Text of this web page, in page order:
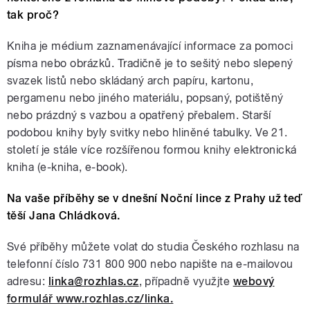
tak proč?
Kniha je médium zaznamenávající informace za pomoci
písma nebo obrázků. Tradičně je to sešitý nebo slepený
svazek listů nebo skládaný arch papíru, kartonu,
pergamenu nebo jiného materiálu, popsaný, potištěný
nebo prázdný s vazbou a opatřený přebalem. Starší
podobou knihy byly svitky nebo hliněné tabulky. Ve 21.
století je stále více rozšířenou formou knihy elektronická
kniha (e-kniha, e-book).
Na vaše příběhy se v dnešní Noční lince z Prahy už teď
těší Jana Chládková.
Své příběhy můžete volat do studia Českého rozhlasu na
telefonní číslo 731 800 900 nebo napište na e-mailovou
adresu: linka@rozhlas.cz, případně využjte webový
formulář www.rozhlas.cz/linka.